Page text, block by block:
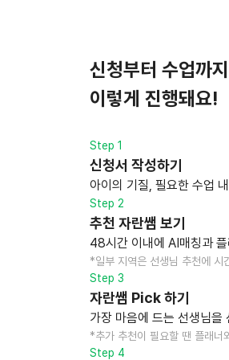
신청부터 수업까
이렇게 진행돼요!
Step 1
신청서 작성하기
아이의 기질, 필요한 수업
Step 2
추천 자란쌤 보기
48시간 이내에 AI매칭과
*일부 지역은 선생님 추천에 시
Step 3
자란쌤 Pick 하기
가장 마음에 드는 선생님을
*추가 추천이 필요할 땐 플래너
Step 4